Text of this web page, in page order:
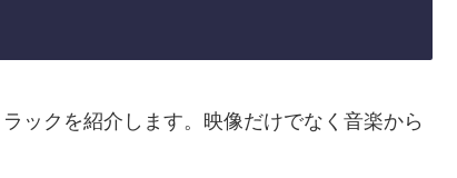
ックを紹介します。映像だけでなく音楽から